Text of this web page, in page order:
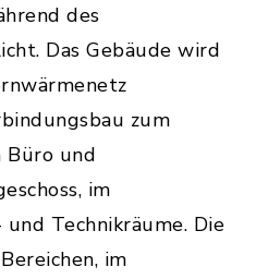
des
Das Gebäude wird
zum
Büro und
im
Technikräume. Die
im